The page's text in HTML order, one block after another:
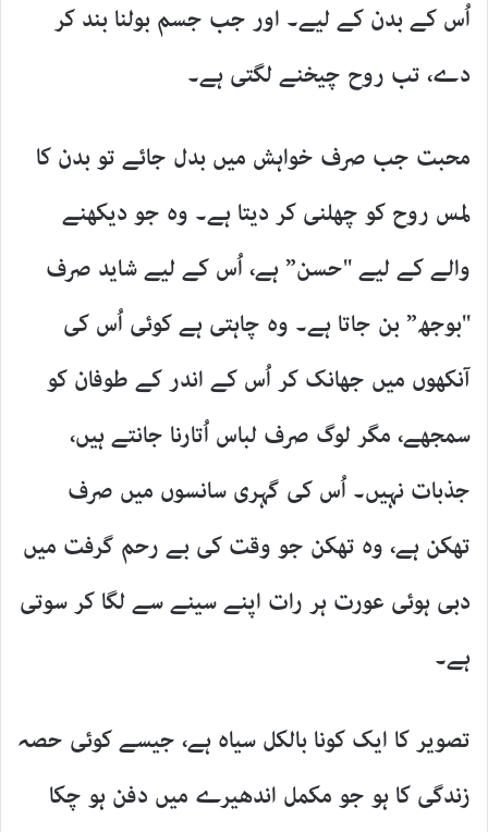
اُس کے بدن کے لیے۔ اور جب جسم بولنا بند کر
دے، تب روح چیخنے لگتی ہے۔
محبت جب صرف خواہش میں بدل جائے تو بدن کا
لمس روح کو چھلنی کر دیتا ہے۔ وہ جو دیکھنے
والے کے لیے "حسن” ہے، اُس کے لیے شاید صرف
"بوجھ” بن جاتا ہے۔ وہ چاہتی ہے کوئی اُس کی
آنکھوں میں جھانک کر اُس کے اندر کے طوفان کو
سمجھے، مگر لوگ صرف لباس اُتارنا جانتے ہیں،
جذبات نہیں۔ اُس کی گہری سانسوں میں صرف
تھکن ہے، وہ تھکن جو وقت کی بے رحم گرفت میں
دبی ہوئی عورت ہر رات اپنے سینے سے لگا کر سوتی
ہے۔
تصویر کا ایک کونا بالکل سیاہ ہے، جیسے کوئی حصہ
زندگی کا ہو جو مکمل اندھیرے میں دفن ہو چکا